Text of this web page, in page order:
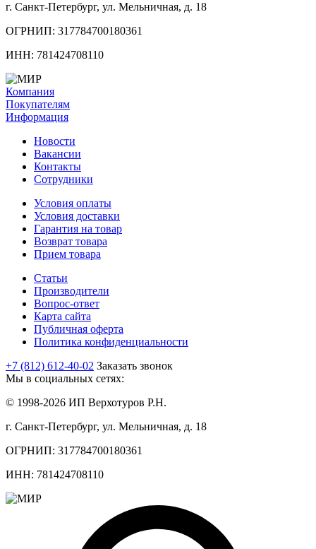
г. Санкт-Петербург, ул. Мельничная, д. 18
ОГРНИП: 317784700180361
ИНН: 781424708110
Компания
Покупателям
Информация
Новости
Вакансии
Контакты
Сотрудники
Условия оплаты
Условия доставки
Гарантия на товар
Возврат товара
Прием товара
Статьи
Производители
Вопрос-ответ
Карта сайта
Публичная оферта
Политика конфиденциальности
+7 (812) 612-40-02 Заказать звонок
Мы в социальных сетях:
© 1998-2026 ИП Верхотуров Р.Н.
г. Санкт-Петербург, ул. Мельничная, д. 18
ОГРНИП: 317784700180361
ИНН: 781424708110